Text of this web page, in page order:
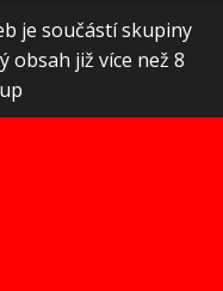
je součástí skupiny
obsah již více než 8